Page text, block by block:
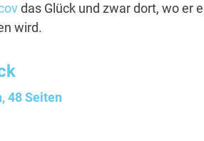
das Glück und zwar dort, wo er
wird.
48 Seiten